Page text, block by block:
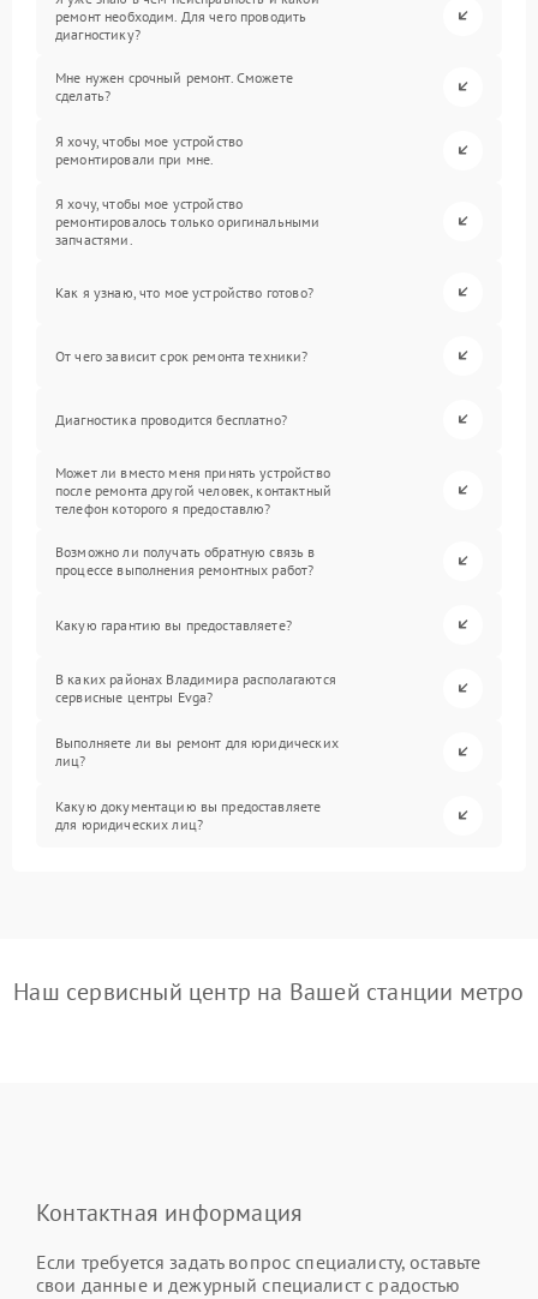
ремонт необходим. Для чего проводить
диагностику?
Мне нужен срочный ремонт. Сможете
сделать?
Я хочу, чтобы мое устройство
ремонтировали при мне.
Я хочу, чтобы мое устройство
ремонтировалось только оригинальными
запчастями.
Как я узнаю, что мое устройство готово?
От чего зависит срок ремонта техники?
Диагностика проводится бесплатно?
Может ли вместо меня принять устройство
после ремонта другой человек, контактный
телефон которого я предоставлю?
Возможно ли получать обратную связь в
процессе выполнения ремонтных работ?
Какую гарантию вы предоставляете?
В каких районах Владимира располагаются
сервисные центры Evga?
Выполняете ли вы ремонт для юридических
лиц?
Какую документацию вы предоставляете
для юридических лиц?
Наш сервисный центр на Вашей станции метро
Контактная информация
Если требуется задать вопрос специалисту, оставьте
свои данные и дежурный специалист с радостью